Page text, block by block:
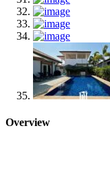
Overview